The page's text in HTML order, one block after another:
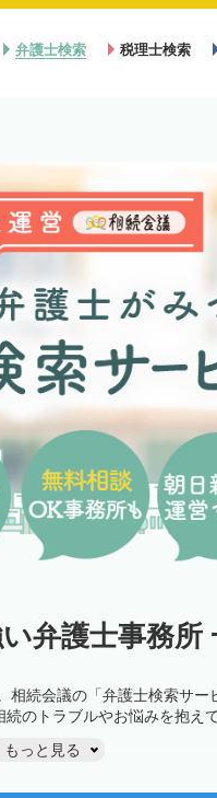
弁護士検索 税理士検索
弁護士事務所
続会議の「弁護士検索サ
のトラブルやお悩みを抱え
もっと見る